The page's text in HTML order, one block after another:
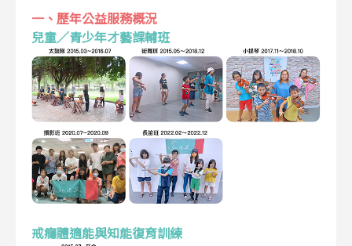
一、歷年公益服務概況
兒童／青少年才藝課輔班
戒癮體適能與知能復育訓練